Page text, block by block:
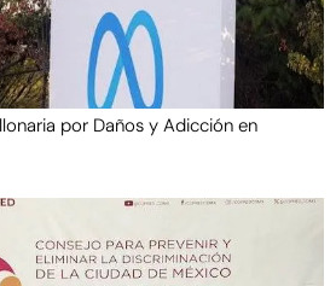
por Daños y Adicción en